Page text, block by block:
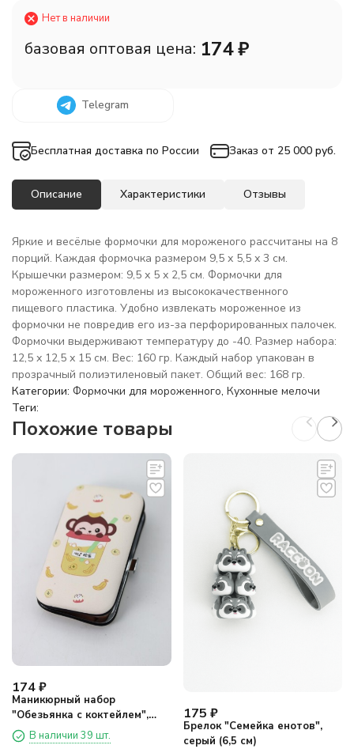
Нет в наличии
базовая оптовая цена: 174₽
Telegram
Бесплатная доставка по России Заказ от 25 000 руб.
Описание Характеристики Отзывы
Яркие и весёлые формочки для мороженого рассчитаны на 8
порций. Каждая формочка размером 9,5 х 5,5 х 3 см.
Крышечки размером: 9,5 х 5 х 2,5 см. Формочки для
мороженного изготовлены из высококачественного
пищевого пластика. Удобно извлекать мороженное из
формочки не повредив его из-за перфорированных палочек.
Формочки выдерживают температуру до -40. Размер набора:
12,5 х 12,5 х 15 см. Вес: 160 гр. Каждый набор упакован в
прозрачный полиэтиленовый пакет. Общий вес: 168 гр.
Категории: Формочки для мороженного, Кухонные мелочи
Теги:
Похожие товары
174₽
Маникюрный набор
"Обезьянка с коктейлем",
желтый
В наличии 39 шт.
175 ₽
Брелок "Семейка енотов",
серый (6,5 см)